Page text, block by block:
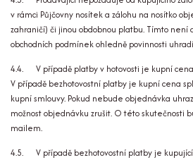
v rámci Půjčovny nosítek a zálohu na nosítko
zahraničí) či jinou obdobnou platbu. Tímto není
obchodních podmínek ohledně povinnosti
4.4. V případě platby v hotovosti je kupní
V případě bezhotovostní platby je kupní cena
kupní smlouvy. Pokud nebude objednávka
možnost objednávku zrušit. O této skutečnosti
mailem.
4.5. V případě bezhotovostní platby je